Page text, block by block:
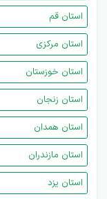
استان قم
استان مرکزی
استان خوزستان
استان زنجان
استان همدان
استان مازندران
استان یزد